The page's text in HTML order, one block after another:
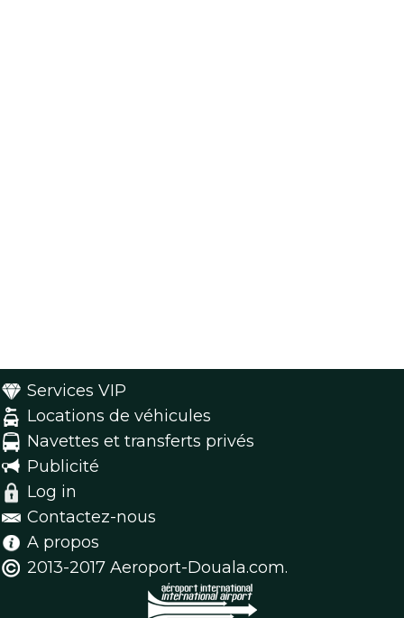
Services VIP
Locations de véhicules
Navettes et transferts privés
Publicité
Log in
Contactez-nous
A propos
2013-2017 Aeroport-Douala.com.